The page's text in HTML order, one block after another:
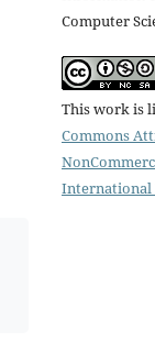
Computer
This work is
Commons
International